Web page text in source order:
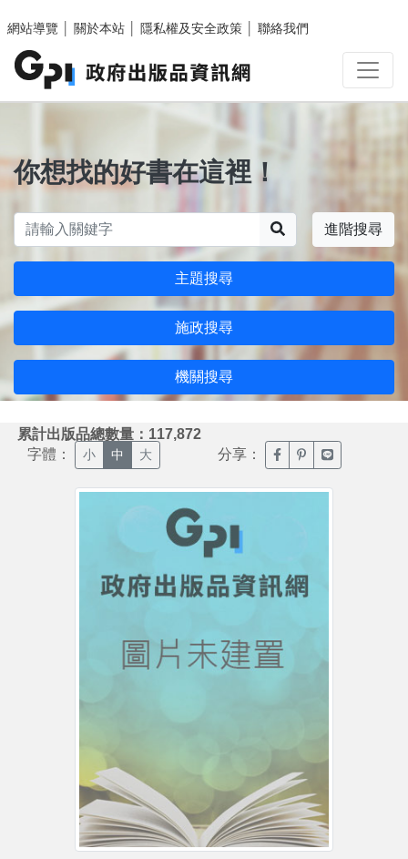
網站導覽
關於本站 隱私權及安全政策 聯絡我們
你想找的好書在這裡！
進階搜尋
主題搜尋
施政搜尋
機關搜尋
累計出版品總數量：117,872
字體： 小 中 大 分享： 臉書分享(另開新視窗)
噗浪分享(另開新
Line分享(另